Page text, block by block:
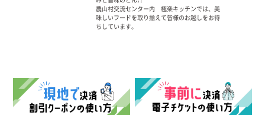
農山村交流センター内 極楽キッチンでは、美
味しいフードを取り揃えて皆様のお越しをお待
ちしています。